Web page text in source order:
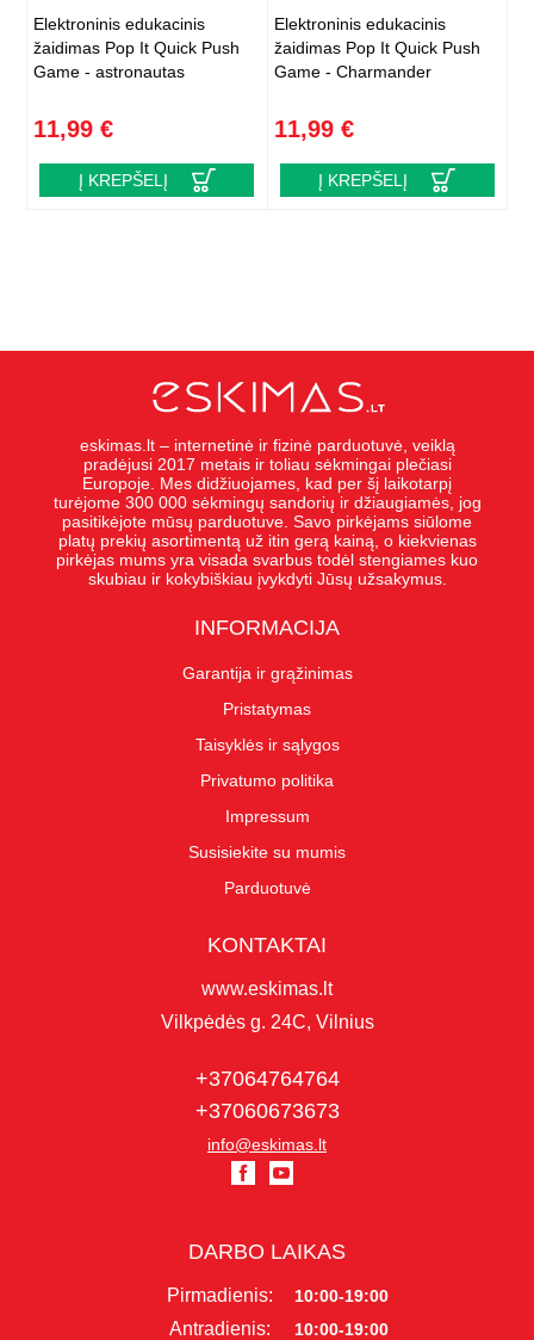
Elektroninis edukacinis
žaidimas Pop It Quick Push
Game - astronautas
11,99 €
Į KREPŠELĮ
Elektroninis edukacinis
žaidimas Pop It Quick Push
Game - Charmander
11,99 €
Į KREPŠELĮ
eskimas.lt – internetinė ir fizinė parduotuvė, veiklą
pradėjusi 2017 metais ir toliau sėkmingai plečiasi
Europoje. Mes didžiuojames, kad per šį laikotarpį
turėjome 300 000 sėkmingų sandorių ir džiaugiamės, jog
pasitikėjote mūsų parduotuve. Savo pirkėjams siūlome
platų prekių asortimentą už itin gerą kainą, o kiekvienas
pirkėjas mums yra visada svarbus todėl stengiames kuo
skubiau ir kokybiškiau įvykdyti Jūsų užsakymus.
INFORMACIJA
Garantija ir grąžinimas
Pristatymas
Taisyklės ir sąlygos
Privatumo politika
Impressum
Susisiekite su mumis
Parduotuvė
KONTAKTAI
www.eskimas.lt
Vilkpėdės g. 24C, Vilnius
+37064764764
+37060673673
info@eskimas.lt
DARBO LAIKAS
Pirmadienis: 10:00-19:00
Antradienis: 10:00-19:00